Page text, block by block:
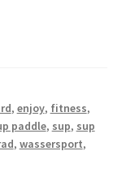
, enjoy, fitness,
paddle, sup, sup
, wassersport,